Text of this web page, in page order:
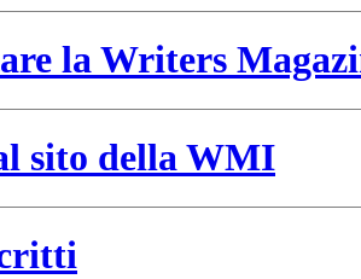
la Writers
sito della WMI